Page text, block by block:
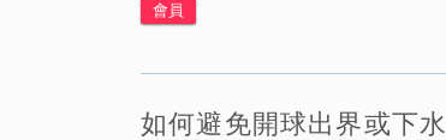
會員
如何避免開球出界或下水